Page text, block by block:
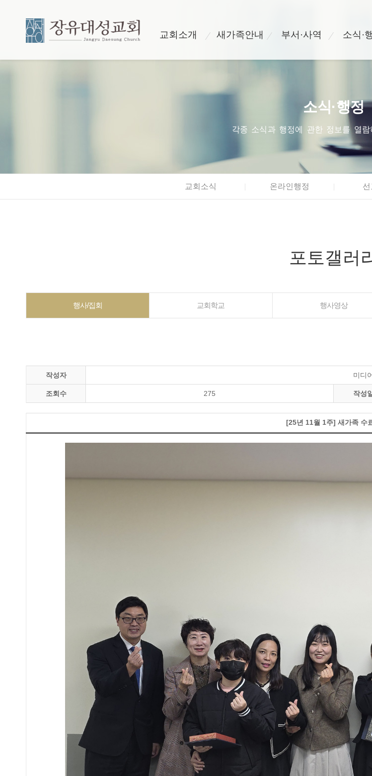
교회소개 새가족안내 부서·사역 소식·
소식·행정
각종 소식과 행정에 관한 정보를 열
교회소식 온라인행정
포토갤러
행사/집회 교회학교 행사영상
작성자 미디
조회수 275 작성일
[25년 11월 1주] 새가족 수